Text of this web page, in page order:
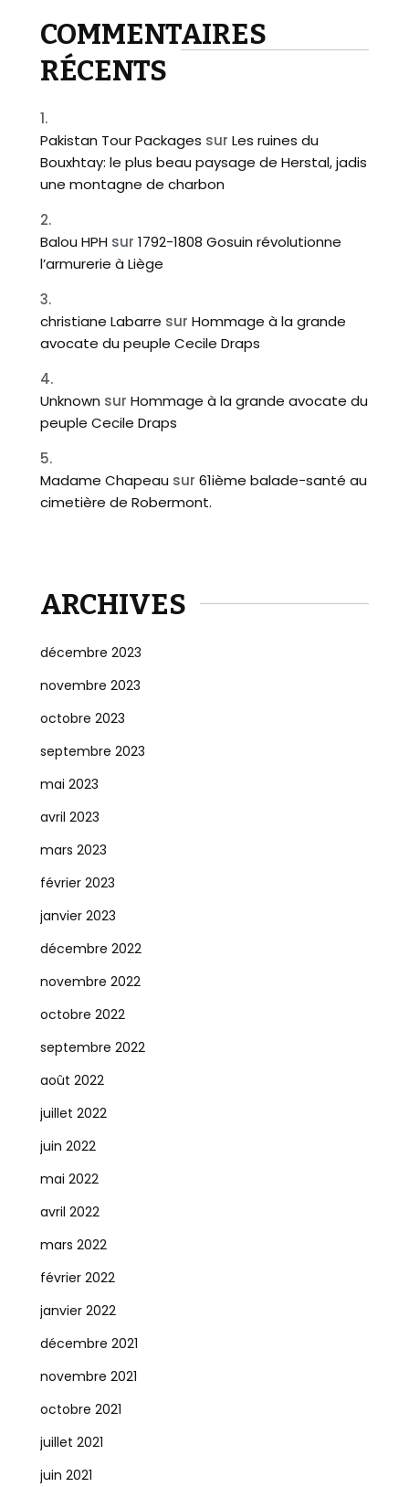
COMMENTAIRES
RÉCENTS
Pakistan Tour Packages sur Les ruines du
Bouxhtay: le plus beau paysage de Herstal, jadis
une montagne de charbon
Balou HPH sur 1792-1808 Gosuin révolutionne
l’armurerie à Liège
christiane Labarre sur Hommage à la grande
avocate du peuple Cecile Draps
Unknown sur Hommage à la grande avocate du
peuple Cecile Draps
Madame Chapeau sur 61ième balade-santé au
cimetière de Robermont.
ARCHIVES
décembre 2023
novembre 2023
octobre 2023
septembre 2023
mai 2023
avril 2023
mars 2023
février 2023
janvier 2023
décembre 2022
novembre 2022
octobre 2022
septembre 2022
août 2022
juillet 2022
juin 2022
mai 2022
avril 2022
mars 2022
février 2022
janvier 2022
décembre 2021
novembre 2021
octobre 2021
juillet 2021
juin 2021